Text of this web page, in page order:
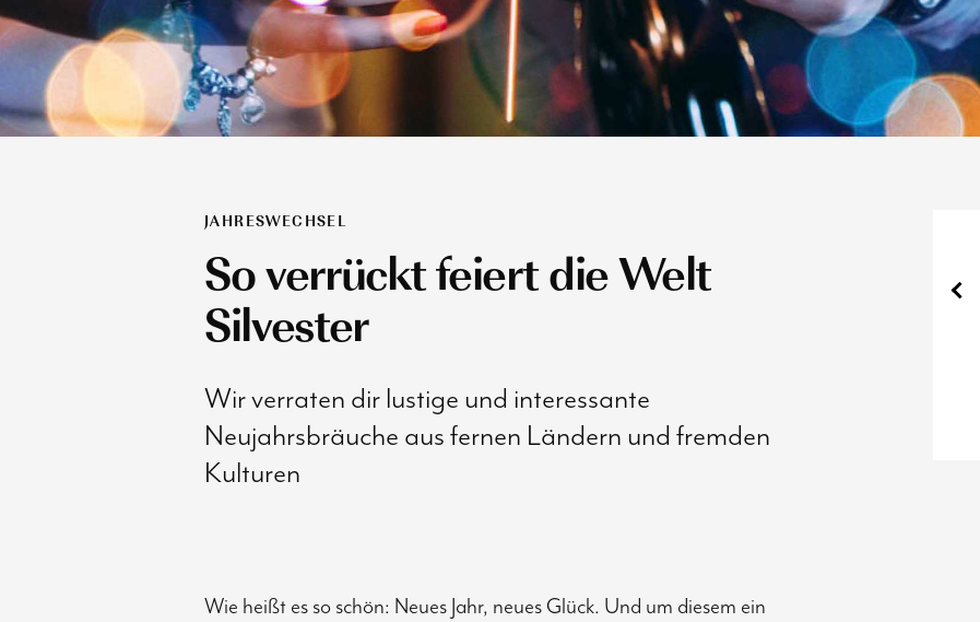
JAHRESWECHSEL
So verrückt feiert die Welt
Silvester
Wir verraten dir lustige und interessante
Neujahrsbräuche aus fernen Ländern und fremden
Kulturen
Wie heißt es so schön: Neues Jahr, neues Glück. Und um diesem ein